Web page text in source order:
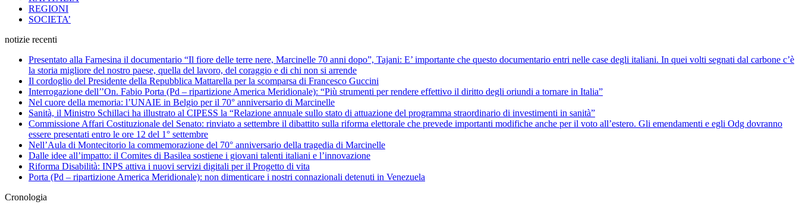
REGIONI
SOCIETA’
notizie recenti
Presentato alla Farnesina il documentario “Il fiore delle terre nere, Marcinelle 70 anni dopo”, Tajani: E’ importante che questo documentario entri nelle case degli italiani. In quei volti segnati dal carbone c’è
la storia migliore del nostro paese, quella del lavoro, del coraggio e di chi non si arrende
Il cordoglio del Presidente della Repubblica Mattarella per la scomparsa di Francesco Guccini
Interrogazione dell’’On. Fabio Porta (Pd – ripartizione America Meridionale): “Più strumenti per rendere effettivo il diritto degli oriundi a tornare in Italia”
Nel cuore della memoria: l’UNAIE in Belgio per il 70° anniversario di Marcinelle
Sanità, il Ministro Schillaci ha illustrato al CIPESS la “Relazione annuale sullo stato di attuazione del programma straordinario di investimenti in sanità”
Commissione Affari Costituzionale del Senato: rinviato a settembre il dibattito sulla riforma elettorale che prevede importanti modifiche anche per il voto all’estero. Gli emendamenti e egli Odg dovranno
essere presentati entro le ore 12 del 1° settembre
Nell’Aula di Montecitorio la commemorazione del 70° anniversario della tragedia di Marcinelle
Dalle idee all’impatto: il Comites di Basilea sostiene i giovani talenti italiani e l’innovazione
Riforma Disabilità: INPS attiva i nuovi servizi digitali per il Progetto di vita
Porta (Pd – ripartizione America Meridionale): non dimenticare i nostri connazionali detenuti in Venezuela
Cronologia